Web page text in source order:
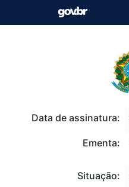
Data de assinatura:
Ementa:
Situação: